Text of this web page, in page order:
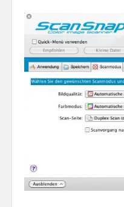
Vorsprung durch Technik
Wild Stuff
Psychos
Travel
Gin & Tonic Ranking